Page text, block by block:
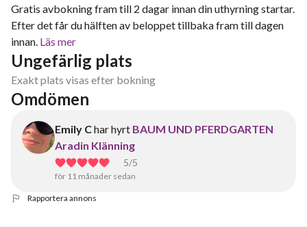
Gratis avbokning fram till 2 dagar innan din uthyrning startar.
Efter det får du hälften av beloppet tillbaka fram till dagen
innan. Läs mer
Ungefärlig plats
Exakt plats visas efter bokning
Omdömen
Emily Char hyrt BAUM UND PFERDGARTEN
Aradin Klänning
5/5
för 11 månader sedan
Rapportera annons